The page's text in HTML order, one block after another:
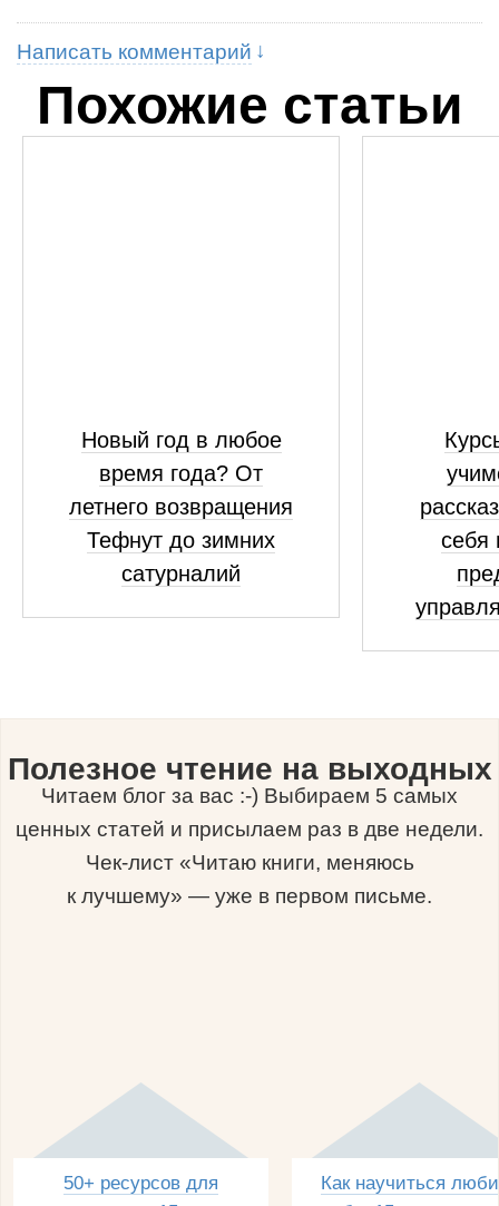
Написать комментарий
Похожие статьи
Новый год в любое
время года? От
летнего возвращения
Тефнут до зимних
сатурналий
себя
Полезное чтение на выходных
Читаем блог за вас :-) Выбираем 5 самых
ценных статей и присылаем раз в две недели.
Чек-лист «Читаю книги, меняюсь
к лучшему» — уже в первом письме.
50+ ресурсов для
Как научиться